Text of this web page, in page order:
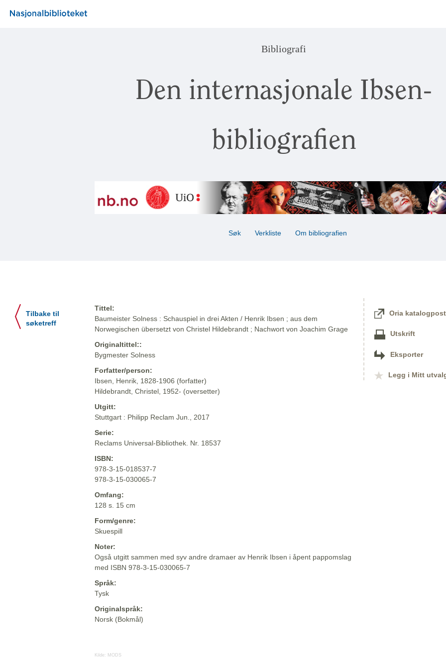
Bibliografi
Den internasjonale Ibsen-
bibliografien
Søk Verkliste Om bibliografien
Tilbake til
søketreff
Tittel:
Baumeister Solness : Schauspiel in drei Akten / Henrik Ibsen ; aus dem
Norwegischen übersetzt von Christel Hildebrandt ; Nachwort von Joachim Grage
Originaltittel::
Bygmester Solness
Forfatter/person:
Ibsen, Henrik, 1828-1906 (forfatter)
Hildebrandt, Christel, 1952- (oversetter)
Utgitt:
Stuttgart : Philipp Reclam Jun., 2017
Serie:
Reclams Universal-Bibliothek. Nr. 18537
ISBN:
978-3-15-018537-7
978-3-15-030065-7
Omfang:
128 s. 15 cm
Form/genre:
Skuespill
Noter:
Også utgitt sammen med syv andre dramaer av Henrik Ibsen i åpent pappomslag
med ISBN 978-3-15-030065-7
Språk:
Tysk
Originalspråk:
Norsk (Bokmål)
Kilde: MODS
Oria katalogpost
Utskrift
Eksporter
Legg i Mitt